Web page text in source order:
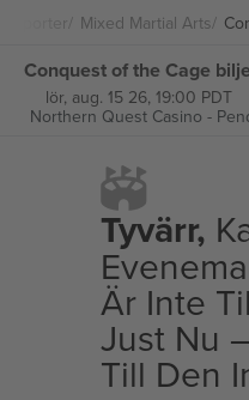
Mixed Martial Arts
Conquest of the Cage
lör, aug. 15 26, 19:00 PDT
Northern Quest Casino -
Tyvärr,
Är Inte
Just Nu
Till Den